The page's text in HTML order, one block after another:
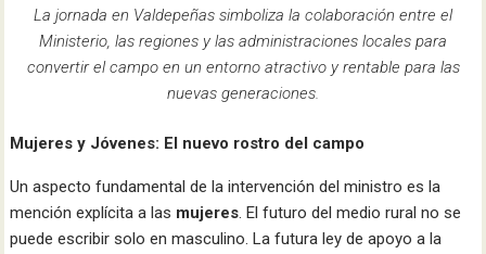
La jornada en Valdepeñas simboliza la colaboración entre el
Ministerio, las regiones y las administraciones locales para
convertir el campo en un entorno atractivo y rentable para las
nuevas generaciones.
Mujeres y Jóvenes: El nuevo rostro del campo
Un aspecto fundamental de la intervención del ministro es la
mención explícita a las mujeres. El futuro del medio rural no se
puede escribir solo en masculino. La futura ley de apoyo a la